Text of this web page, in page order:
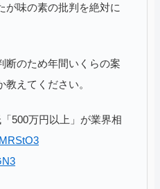
が味の素の批判を絶対に
断のため年間いくらの案
えてください。
500万円以上」が業界相